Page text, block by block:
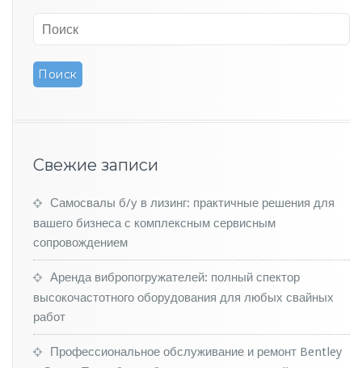
Свежие записи
Самосвалы б/у в лизинг: практичные решения для
вашего бизнеса с комплексным сервисным
сопровождением
Аренда вибропогружателей: полный спектор
высокочастотного оборудования для любых свайных
работ
Профессиональное обслуживание и ремонт Bentley